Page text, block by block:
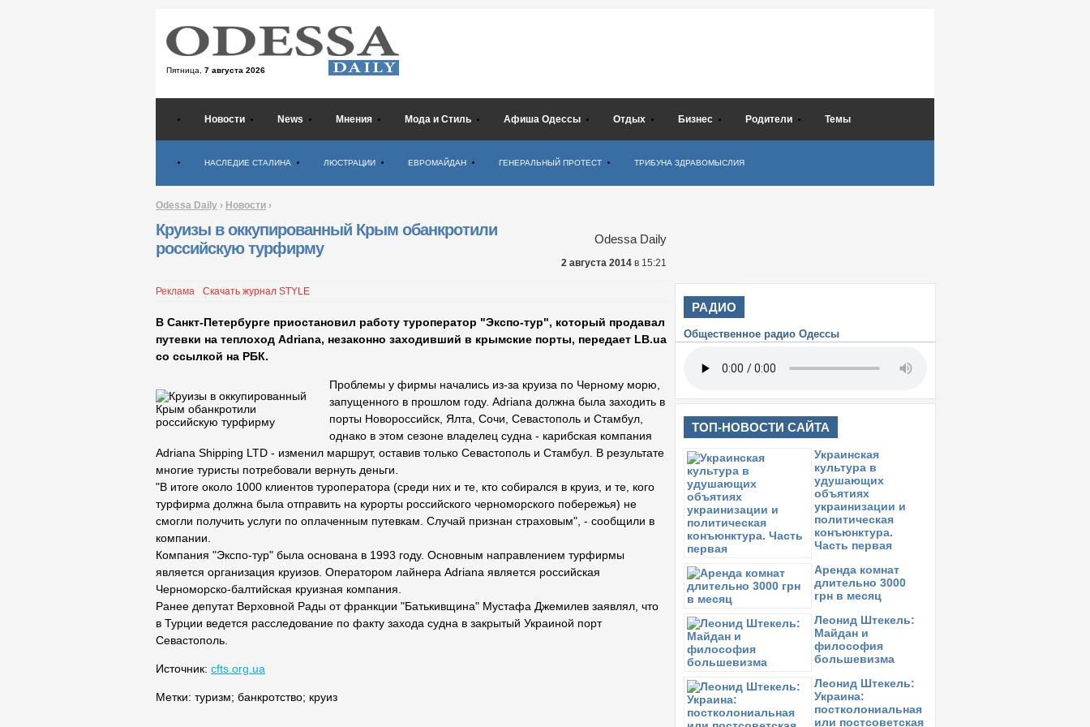
Пятница, 7 августа 2026
Новости News Мнения Мода и Стиль Афиша Одессы Отдых Бизнес Родители Темы
НАСЛЕДИЕ СТАЛИНА ЛЮСТРАЦИИ ЕВРОМАЙДАН ГЕНЕРАЛЬНЫЙ ПРОТЕСТ ТРИБУНА ЗДРАВОМЫСЛИЯ
Odessa Daily › Новости ›
Круизы в оккупированный Крым обанкротили
российскую турфирму
Odessa Daily
2 августа 2014 в 15:21
Реклама Скачать журнал STYLE
В Санкт-Петербурге приостановил работу туроператор "Экспо-тур", который продавал
путевки на теплоход Adriana, незаконно заходивший в крымские порты, передает LB.ua
со ссылкой на РБК.
Проблемы у фирмы начались из-за круиза по Черному морю,
запущенного в прошлом году. Adriana должна была заходить в
порты Новороссийск, Ялта, Сочи, Севастополь и Стамбул,
однако в этом сезоне владелец судна - карибская компания
Adriana Shipping LTD - изменил маршрут, оставив только Севастополь и Стамбул. В результате
многие туристы потребовали вернуть деньги.
"В итоге около 1000 клиентов туроператора (среди них и те, кто собирался в круиз, и те, кого
турфирма должна была отправить на курорты российского черноморского побережья) не
смогли получить услуги по оплаченным путевкам. Случай признан страховым", - сообщили в
компании.
Компания "Экспо-тур" была основана в 1993 году. Основным направлением турфирмы
является организация круизов. Оператором лайнера Adriana является российская
Черноморско-балтийская круизная компания.
Ранее депутат Верховной Рады от франкции "Батькивщина" Мустафа Джемилев заявлял, что
в Турции ведется расследование по факту захода судна в закрытый Украиной порт
Севастополь.
Источник: cfts.org.ua
Метки: туризм; банкротство; круиз
РАДИО
Общественное радио Одессы
ТОП-НОВОСТИ САЙТА
Украинская
культура в
удушающих
объятиях
украинизации и
политическая
конъюнктура.
Часть первая
Аренда комнат
длительно 3000
грн в месяц
Леонид Штекель:
Майдан и
философия
большевизма
Леонид Штекель:
Украина:
постколониальная
или постсоветская